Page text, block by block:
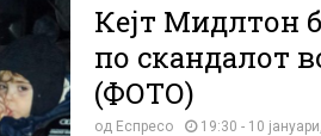
Кејт Мидлтон
по скандалот
(ФОТО)
од Еспресо 19:30 - 10